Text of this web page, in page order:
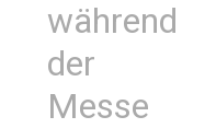
während
der
Messe